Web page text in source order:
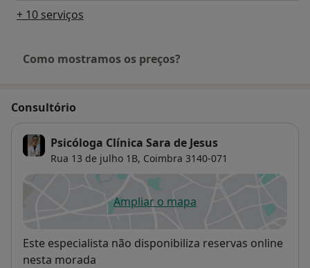
+ 10 serviços
Como mostramos os preços?
Consultório
Psicóloga Clínica Sara de Jesus
Rua 13 de julho 1B, Coimbra 3140-071
Ampliar o mapaabre num novo separador
Disponibilidade
Este especialista não disponibiliza reservas online
nesta morada